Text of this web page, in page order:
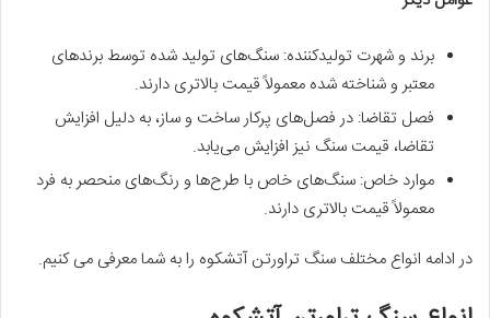
برند و شهرت تولیدکننده: سنگ‌های تولید شده توسط برندهای
معتبر و شناخته شده معمولاً قیمت بالاتری دارند.
فصل تقاضا: در فصل‌های پرکار ساخت و ساز، به دلیل افزایش
تقاضا، قیمت سنگ نیز افزایش می‌یابد.
موارد خاص: سنگ‌های خاص با طرح‌ها و رنگ‌های منحصر به فرد
معمولاً قیمت بالاتری دارند.
در ادامه انواع مختلف سنگ تراورتن آتشکوه را به شما معرفی می کنیم.